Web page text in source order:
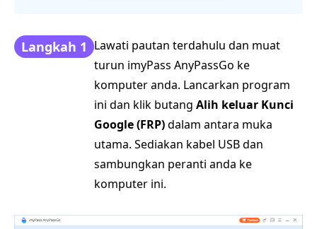
Langkah 1 Lawati pautan terdahulu dan muat
turun imyPass AnyPassGo ke
komputer anda. Lancarkan program
ini dan klik butang Alih keluar Kunci
Google (FRP)dalam antara muka
utama. Sediakan kabel USB dan
sambungkan peranti anda ke
komputer ini.